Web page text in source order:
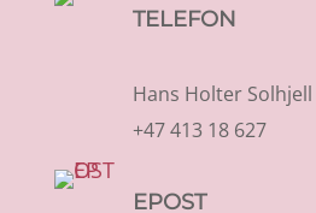
TELEFON
Hans Holter Solhjell
+47 413 18 627
EPOST